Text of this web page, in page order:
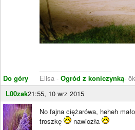
Do góry
Elisa - Ogród z koniczynką-
L00zak21:55, 10 wrz 2015
No fajna ciężarówa, heheh
troszkę
nawiozła